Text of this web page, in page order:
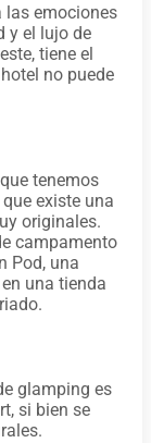
las emociones
y el lujo de
tiene el
no puede
tenemos
existe una
originales.
campamento
Pod, una
una tienda
glamping es
si bien se